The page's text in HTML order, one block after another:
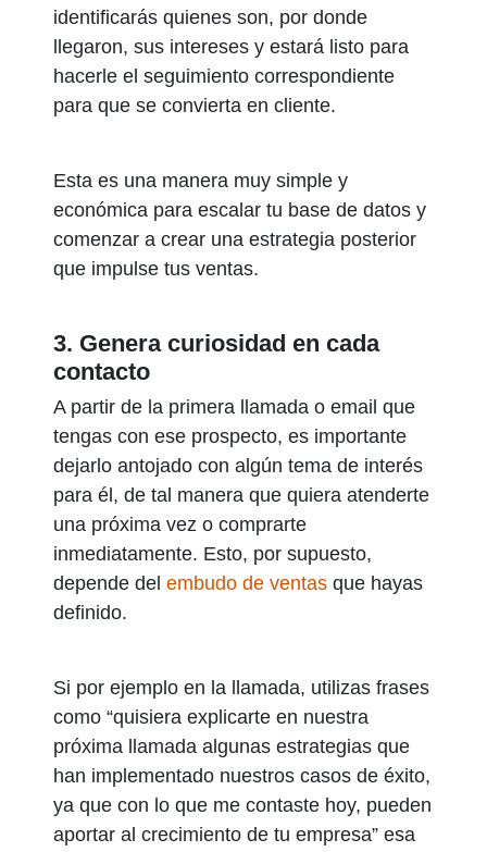
identificarás quienes son, por donde
llegaron, sus intereses y estará listo para
hacerle el seguimiento correspondiente
para que se convierta en cliente.
Esta es una manera muy simple y
económica para escalar tu base de datos y
comenzar a crear una estrategia posterior
que impulse tus ventas.
3. Genera curiosidad en cada
contacto
A partir de la primera llamada o email que
tengas con ese prospecto, es importante
dejarlo antojado con algún tema de interés
para él, de tal manera que quiera atenderte
una próxima vez o comprarte
inmediatamente. Esto, por supuesto,
depende del embudo de ventas que hayas
definido.
Si por ejemplo en la llamada, utilizas frases
como “quisiera explicarte en nuestra
próxima llamada algunas estrategias que
han implementado nuestros casos de éxito,
ya que con lo que me contaste hoy, pueden
aportar al crecimiento de tu empresa” esa